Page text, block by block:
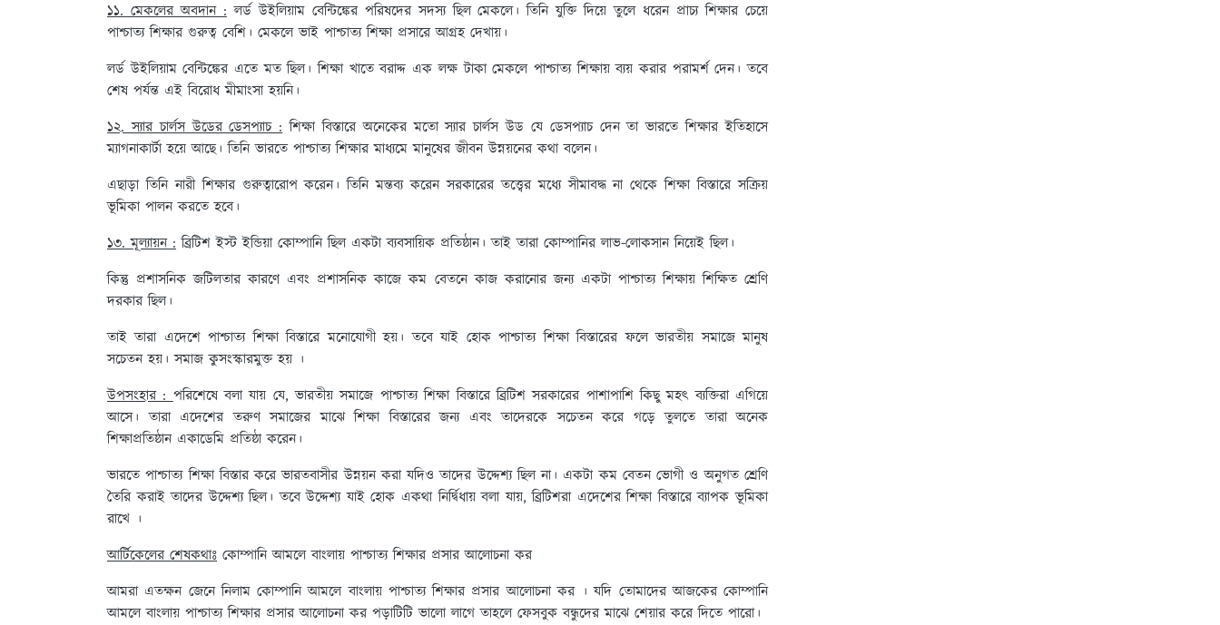
১১. মেকলের অবদান :লর্ড উইলিয়াম বেন্টিঙ্কের পরিষদের সদস্য ছিল মেকলে। তিনি যুক্তি দিয়ে তুলে ধরেন প্রাচ্য শিক্ষার চেয়ে
পাশ্চাত্য শিক্ষার গুরুত্ব বেশি। মেকলে ভাই পাশ্চাত্য শিক্ষা প্রসারে আগ্রহ দেখায়।
লর্ড উইলিয়াম বেন্টিঙ্কের এতে মত ছিল। শিক্ষা খাতে বরাদ্দ এক লক্ষ টাকা মেকলে পাশ্চাত্য শিক্ষায় ব্যয় করার পরামর্শ দেন। তবে
শেষ পর্যন্ত এই বিরোধ মীমাংসা হয়নি।
১২. স্যার চার্লস উডের ডেসপ্যাচ :শিক্ষা বিস্তারে অনেকের মতো স্যার চার্লস উড যে ডেসপ্যাচ দেন তা ভারতে শিক্ষার ইতিহাসে
ম্যাগনাকার্টা হয়ে আছে। তিনি ভারতে পাশ্চাত্য শিক্ষার মাধ্যমে মানুষের জীবন উন্নয়নের কথা বলেন।
এছাড়া তিনি নারী শিক্ষার গুরুত্বারোপ করেন। তিনি মন্তব্য করেন সরকারের তত্ত্বের মধ্যে সীমাবদ্ধ না থেকে শিক্ষা বিস্তারে সক্রিয়
ভূমিকা পালন করতে হবে।
১৩. মূল্যায়ন : ব্রিটিশ ইস্ট ইন্ডিয়া কোম্পানি ছিল একটা ব্যবসায়িক প্রতিষ্ঠান। তাই তারা কোম্পানির লাভ-লোকসান নিয়েই ছিল।
কিন্তু প্রশাসনিক জটিলতার কারণে এবং প্রশাসনিক কাজে কম বেতনে কাজ করানোর জন্য একটা পাশ্চাত্য শিক্ষায় শিক্ষিত শ্রেণি
দরকার ছিল।
তাই তারা এদেশে পাশ্চাত্য শিক্ষা বিস্তারে মনোযোগী হয়। তবে যাই হোক পাশ্চাত্য শিক্ষা বিস্তারের ফলে ভারতীয় সমাজে মানুষ
সচেতন হয়। সমাজ কুসংস্কারমুক্ত হয় ।
উপসংহার :পরিশেষে বলা যায় যে, ভারতীয় সমাজে পাশ্চাত্য শিক্ষা বিস্তারে ব্রিটিশ সরকারের পাশাপাশি কিছু মহৎ ব্যক্তিরা এগিয়ে
আসে। তারা এদেশের তরুণ সমাজের মাঝে শিক্ষা বিস্তারের জন্য এবং তাদেরকে সচেতন করে গড়ে তুলতে তারা অনেক
শিক্ষাপ্রতিষ্ঠান একাডেমি প্রতিষ্ঠা করেন।
ভারতে পাশ্চাত্য শিক্ষা বিস্তার করে ভারতবাসীর উন্নয়ন করা যদিও তাদের উদ্দেশ্য ছিল না। একটা কম বেতন ভোগী ও অনুগত শ্রেণি
তৈরি করাই তাদের উদ্দেশ্য ছিল। তবে উদ্দেশ্য যাই হোক একথা নির্দ্বিধায় বলা যায়, ব্রিটিশরা এদেশের শিক্ষা বিস্তারে ব্যাপক ভূমিকা
রাখে ।
আর্টিকেলের শেষকথাঃ কোম্পানি আমলে বাংলায় পাশ্চাত্য শিক্ষার প্রসার আলোচনা কর
আমরা এতক্ষন জেনে নিলাম কোম্পানি আমলে বাংলায় পাশ্চাত্য শিক্ষার প্রসার আলোচনা কর । যদি তোমাদের আজকের কোম্পানি
আমলে বাংলায় পাশ্চাত্য শিক্ষার প্রসার আলোচনা কর পড়াটিটি ভালো লাগে তাহলে ফেসবুক বন্ধুদের মাঝে শেয়ার করে দিতে পারো।